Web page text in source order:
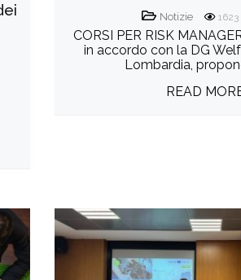
Notizie 1623
CORSI PER RISK
in accordo con la DG
Lombardia,
READ